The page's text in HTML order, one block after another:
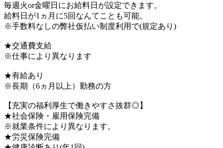
毎週火or金曜日にお給料日が設定できます。
給料日が1ヵ月に5回なんてことも可能。
※手数料なしの弊社仮払い制度利用で(規定あり)
★交通費支給
※仕事により異なります
★有給あり
※長期（6ヵ月以上）勤務の方
【充実の福利厚生で働きやすさ抜群◎】
★社会保険・雇用保険完備
※就業条件により異なります。
★労災保険完備